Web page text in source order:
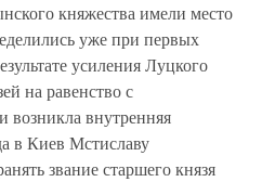
княжества имели место
уже при первых
усиления Луцкого
на равенство с
внутренняя
в Киев Мстиславу
звание старшего князя